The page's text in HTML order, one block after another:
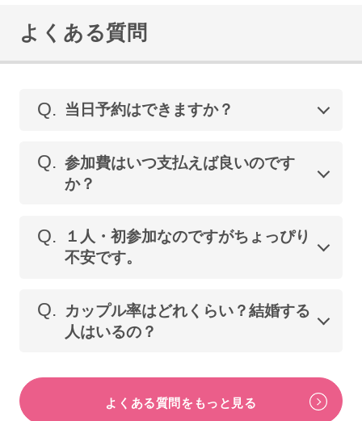
よくある質問
Q. 当日予約はできますか？
Q. 参加費はいつ支払えば良いのです
か？
Q.
１人・初参加なのですがちょっぴり
不安です。
Q.
カップル率はどれくらい？結婚する
人はいるの？
よくある質問をもっと見る